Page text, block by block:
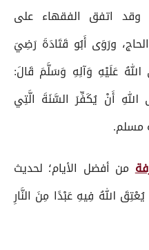
وقد اتفق الفقهاء على
ورَوَى أَبُو قَتَادَةَ رَضِيَ
عَلَيْهِ وَآلِهِ وَسَلَّمَ قَالَ:
أَنْ يُكَفِّرَ السَّنَةَ الَّتِي
مسلم.
من أفضل الأيام؛ لحديث
اللهُ فِيهِ عَبْدًا مِنَ النَّارِ